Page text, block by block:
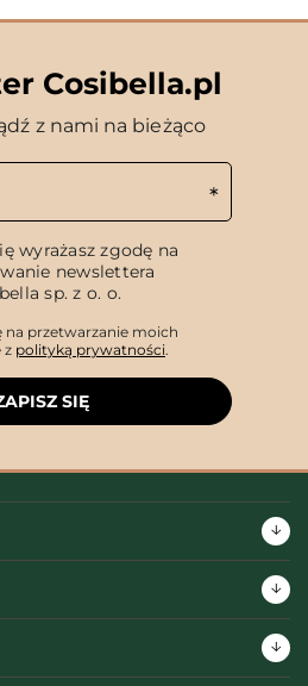
Cosibella.pl
z nami na bieżąco
wyrażasz zgodę na
newslettera
sp. z o. o.
na przetwarzanie moich
z polityką prywatności.
SIĘ